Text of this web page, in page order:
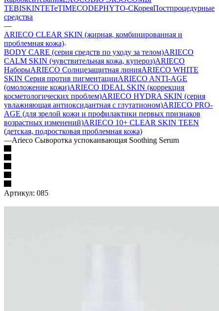
TEBISKINTETeTIMECODEPHYTO-CКореяПостпроцедурные
средства
—
ARIECO CLEAR SKIN (жирная, комбинированная и
проблемная кожа)
BODY CARE (серия средств по уходу за телом)ARIECO
CALM SKIN (чувствительная кожа, купероз)ARIECO
НаборыARIECO Солнцезащитная линияARIECO WHITE
SKIN Серия против пигментацииARIECO ANTI-AGE
(омоложение кожи)ARIECO IDEAL SKIN (коррекция
косметологических проблем)ARIECO HYDRA SKIN (серия
увлажняющая антиоксидантная с глутатионом)ARIECO PRO-
AGE (для зрелой кожи и профилактики первых признаков
возрастных изменений)ARIECO 10+ CLEAR SKIN TEEN
(детская, подростковая проблемная кожа)
—Arieco Сыворотка успокаивающая Soothing Serum
Артикул: 085